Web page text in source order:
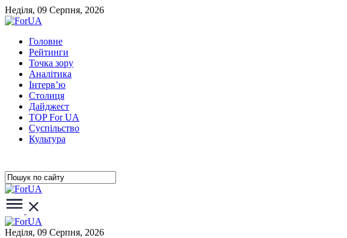
Неділя, 09 Серпня, 2026
Головне
Рейтинги
Точка зору
Аналітика
Інтерв’ю
Столиця
Дайджест
TOP For UA
Суспiльство
Культура
Неділя, 09 Серпня, 2026